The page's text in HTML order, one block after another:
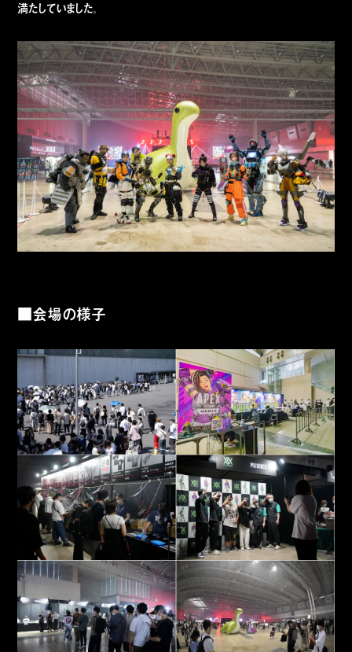
満たしていました。
■会場の様子